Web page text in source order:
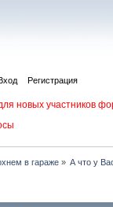
Регистрация
новых участников
в гараже» А что у